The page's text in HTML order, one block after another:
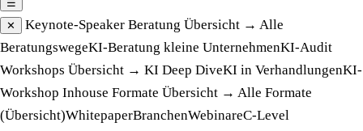
☰
✕
Keynote-Speaker Beratung Übersicht → Alle
BeratungswegeKI-Beratung kleine UnternehmenKI-Audit
Workshops Übersicht → KI Deep DiveKI in VerhandlungenKI-
Workshop Inhouse Formate Übersicht → Alle Formate
(Übersicht)WhitepaperBranchenWebinareC-Level